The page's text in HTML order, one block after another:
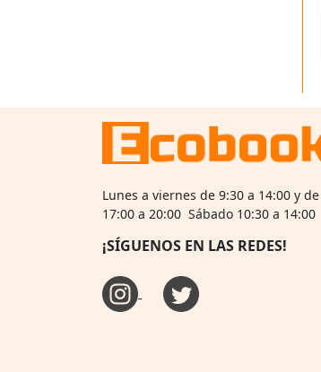
Lunes a viernes de 9:30 a 14:00 y de
17:00 a 20:00 Sábado 10:30 a 14:00
¡SÍGUENOS EN LAS REDES!